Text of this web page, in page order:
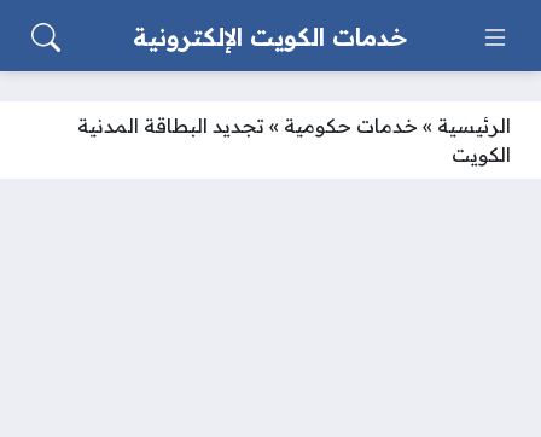
خدمات الكويت الإلكترونية
الرئيسية » خدمات حكومية » تجديد البطاقة المدنية
الكويت